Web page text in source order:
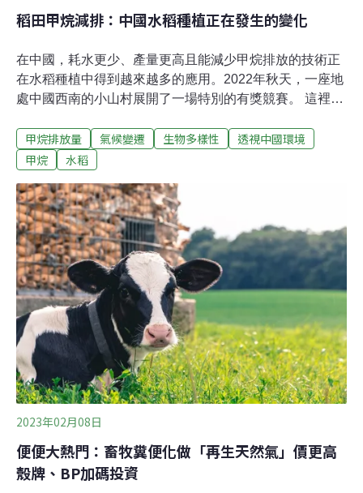
稻田甲烷減排：中國水稻種植正在發生的變化
在中國，耗水更少、產量更高且能減少甲烷排放的技術正
在水稻種植中得到越來越多的應用。2022年秋天，一座地
處中國西南的小山村展開了一場特別的有獎競賽。 這裡正
競賽正與此相關——這種可以減少稻田甲烷排放的新模式
和傳統模式的產量分別是多少。村民們把自己的答案寫在
的紅色盒子裡。 投票結束後，現場測量的結果很快出爐：
新模式產量增加了大約20%。發生在小山村裡的這一幕是
中國民間探索稻田甲烷減排的一個縮影，呼應著中美兩國
2021年在《聯合國氣候變遷框架公約》第26次締約方會議
氣候大會（COP26）上發佈的強化氣候行動的聯合宣言。
中國在這份宣言中承諾，將在COP27前制訂一份全面、有
力度的甲烷國家行動計劃，並爭取在21世紀20年代取得控
制和減少甲烷排放的顯著效果。
甲烷排放量 氣候變遷 生物多樣性
透視中國環境
甲烷
水稻
2023年02月08日
便便大熱門：畜牧糞便化做「再生天然氣」價更高
殼牌、BP加碼投資